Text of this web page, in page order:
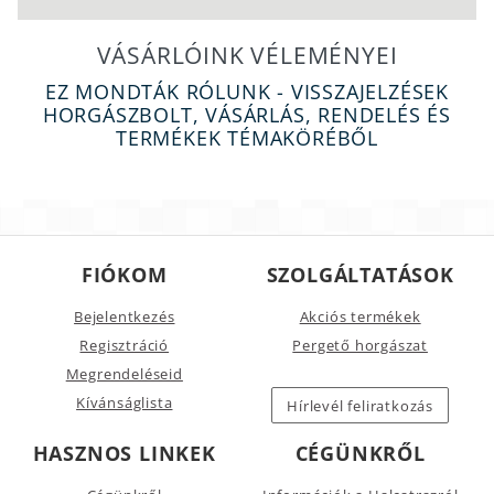
VÁSÁRLÓINK VÉLEMÉNYEI
EZ MONDTÁK RÓLUNK - VISSZAJELZÉSEK
HORGÁSZBOLT, VÁSÁRLÁS, RENDELÉS ÉS
TERMÉKEK TÉMAKÖRÉBŐL
FIÓKOM
Bejelentkezés
Regisztráció
Megrendeléseid
Kívánságlista
SZOLGÁLTATÁSOK
Akciós termékek
Pergető horgászat
Hírlevél feliratkozás
HASZNOS LINKEK CÉGÜNKRŐL